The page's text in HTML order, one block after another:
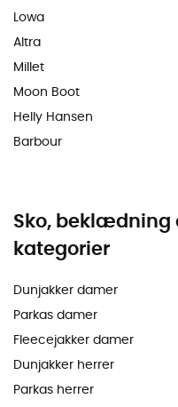
Lowa
Altra
Millet
Moon Boot
Helly Hansen
Barbour
Sko, beklædning
kategorier
Dunjakker damer
Parkas damer
Fleecejakker damer
Dunjakker herrer
Parkas herrer